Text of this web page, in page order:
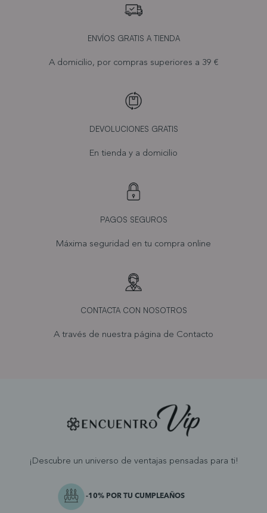
ENVÍOS GRATIS A TIENDA
A domicilio, por compras superiores a 39 €
DEVOLUCIONES GRATIS
En tienda y a domicilio
PAGOS SEGUROS
Máxima seguridad en tu compra online
CONTACTA CON NOSOTROS
A través de nuestra página de Contacto
¡Descubre un universo de ventajas pensadas para ti!
-10% POR TU CUMPLEAÑOS